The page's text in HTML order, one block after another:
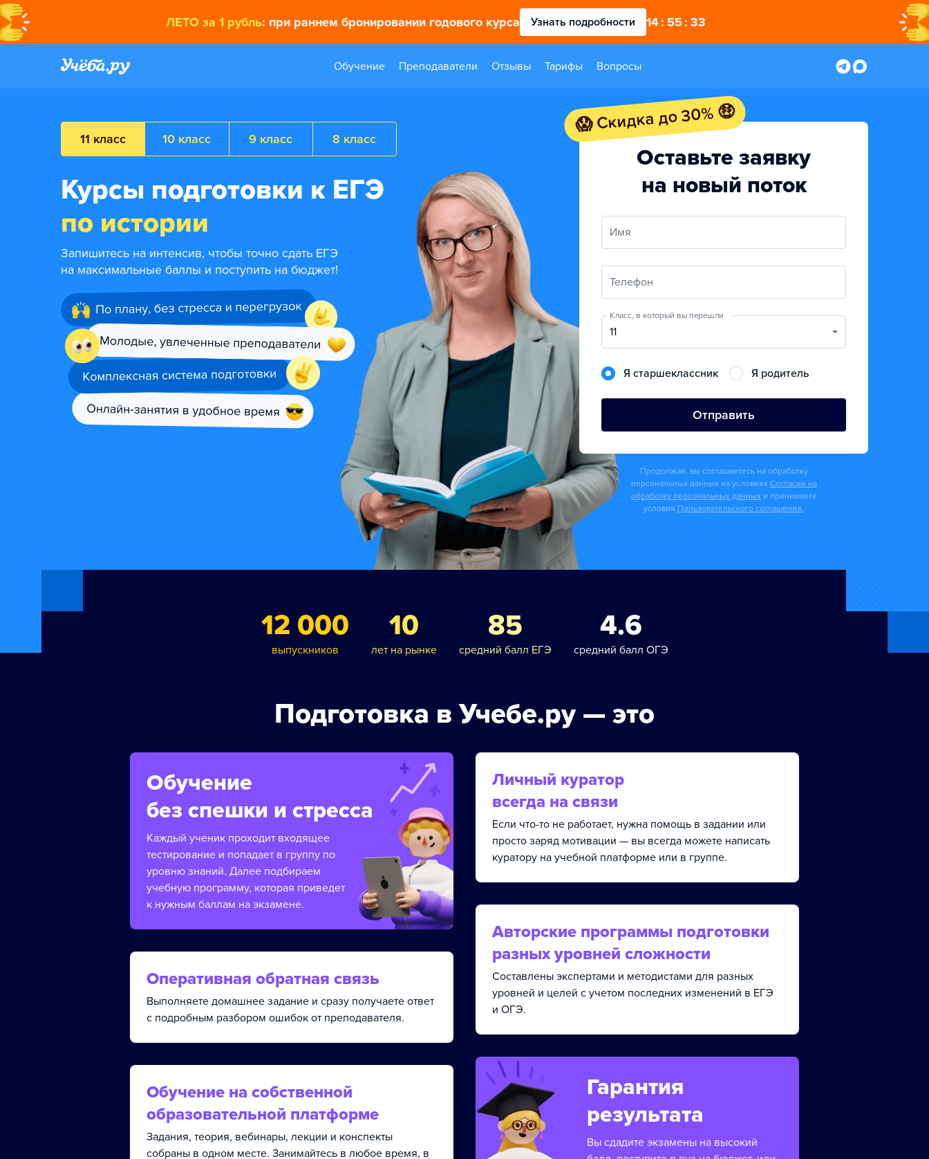
ЛЕТО за 1 рубль: при раннем бронировании годового курса Узнать подробности 14 : 55 : 32
Обучение Преподаватели Отзывы Тарифы Вопросы
11 класс 10 класс 9 класс 8 класс
Курсы подготовки к ЕГЭ
по истории
Запишитесь на интенсив, чтобы точно сдать ЕГЭ
на максимальные баллы и поступить на бюджет!
Оставьте заявку
на новый поток
Имя
Телефон
Класс, в который вы перешли
11
Я старшеклассник Я родитель
Отправить
😱 Скидка до 30% 🤑
Продолжая, вы соглашаетесь на обработку
персональных данных на условиях Согласия на
обработку персональных данных и принимаете
условия Пользовательского соглашения.
12 000
выпускников
10
лет на рынке
85
средний балл ЕГЭ
4.6
средний балл ОГЭ
Подготовка в Учебе.ру — это
Обучение
без спешки и стресса
Каждый ученик проходит входящее
тестирование и попадает в группу по
уровню знаний. Далее подбираем
учебную программу, которая приведет
к нужным баллам на экзамене.
Оперативная обратная связь
Выполняете домашнее задание и сразу получаете ответ
с подробным разбором ошибок от преподавателя.
Обучение на собственной
образовательной платформе
Задания, теория, вебинары, лекции и конспекты
собраны в одном месте. Занимайтесь в любое время, в
Личный куратор
всегда на связи
Если что-то не работает, нужна помощь в задании или
просто заряд мотивации — вы всегда можете написать
куратору на учебной платформе или в группе.
Авторские программы подготовки
разных уровней сложности
Составлены экспертами и методистами для разных
уровней и целей с учетом последних изменений в ЕГЭ
и ОГЭ.
Гарантия
результата
Вы сдадите экзамены на высокий